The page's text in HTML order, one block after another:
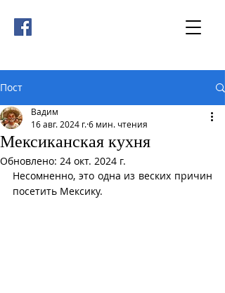
Пост
Мексиканская кухня
Вадим
16 авг. 2024 г.6 мин. чтения
Обновлено: 24 окт. 2024 г.
Несомненно, это одна из веских причин
посетить Мексику.